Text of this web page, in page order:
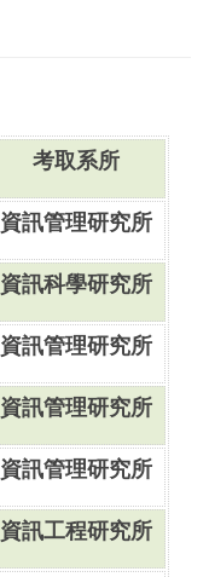
考取系所
資訊管理研究所
資訊科學研究所
資訊管理研究所
資訊管理研究所
資訊管理研究所
資訊工程研究所